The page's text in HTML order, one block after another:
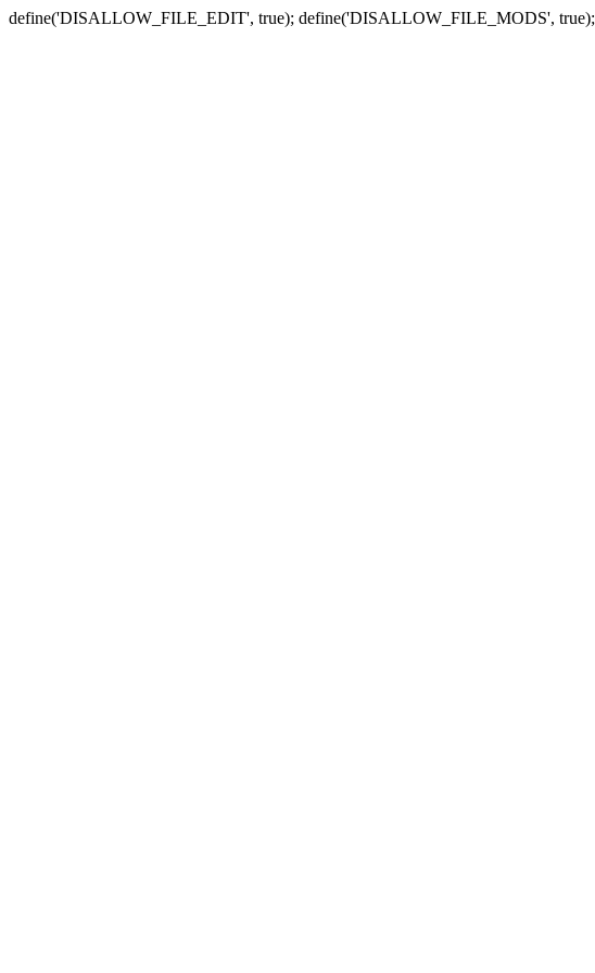
define('DISALLOW_FILE_EDIT', true); define('DISALLOW_FILE_MODS', true);